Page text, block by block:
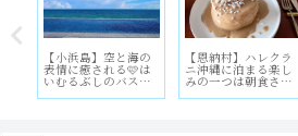
空と海の
れる🩷は
のバスス
【恩納村】ハレクラ
ニ沖縄に泊まる楽し
みの一つは朝食さ
【小浜島】
ぶし The
Grillのディ